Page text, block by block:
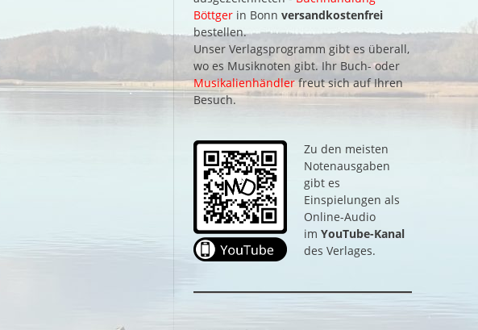
Böttgerin Bonn versandkostenfrei
bestellen.
Unser Verlagsprogramm gibt es überall,
wo es Musiknoten gibt. Ihr Buch- oder
Musikalienhändlerfreut sich auf Ihren
Besuch.
Zu den meisten
Notenausgaben
gibt es
Einspielungen als
Online-Audio
im YouTube-Kanal
des Verlages.